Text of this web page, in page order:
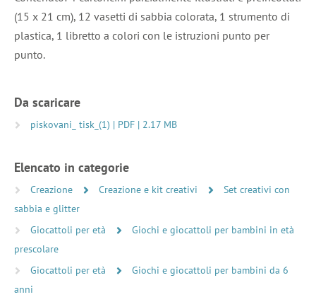
(15 x 21 cm), 12 vasetti di sabbia colorata, 1 strumento di
plastica, 1 libretto a colori con le istruzioni punto per
punto.
Da scaricare
piskovani_ tisk_(1) | PDF | 2.17 MB
Elencato in categorie
Creazione Creazione e kit creativi
Set creativi con
sabbia e glitter
Giocattoli per età
Giochi e giocattoli per bambini in età
prescolare
Giocattoli per età
Giochi e giocattoli per bambini da 6
anni